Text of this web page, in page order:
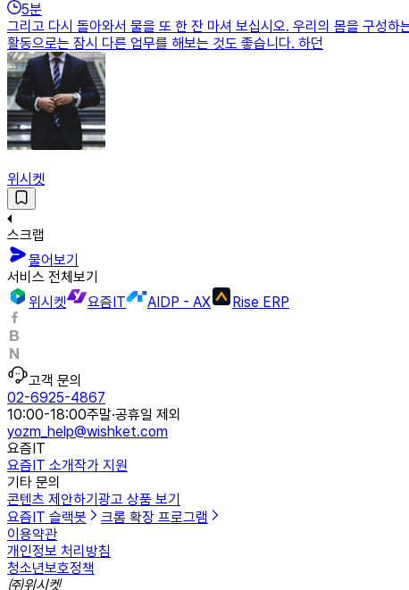
5분
그리고 다시 돌아와서 물을 또 한 잔 마셔 보십시오. 우리의 몸을 구성
활동으로는 잠시 다른 업무를 해보는 것도 좋습니다. 하던
위시켓
스크랩
물어보기
서비스 전체보기
위시켓
요즘IT AIDP - AX Rise ERP
고객 문의
02-6925-4867
10:00-18:00주말·공휴일 제외
yozm_help@wishket.com
요즘IT
요즘IT 소개작가 지원
기타 문의
콘텐츠 제안하기 광고 상품 보기
요즘IT 슬랙봇
크롬 확장 프로그램
이용약관
개인정보 처리방침
청소년보호정책
㈜위시켓